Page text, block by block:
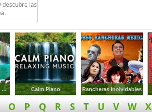
descubre las
Musica Tranquila De Rio Para Relajar Calm Piano Rancheras Inolvidables
O P Q R S T U V W X